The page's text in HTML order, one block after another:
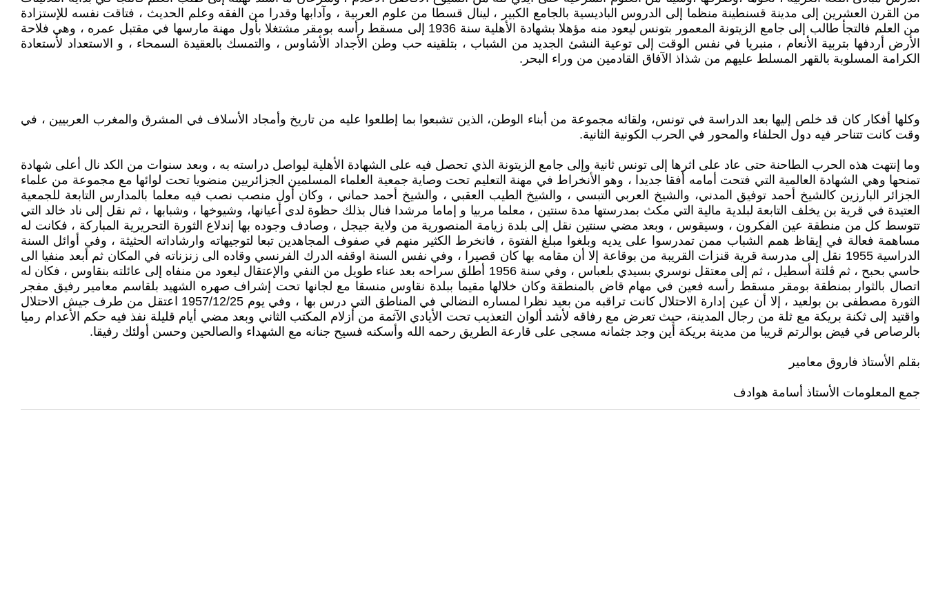
من القرن العشرين إلى مدينة قسنطينة منظما إلى الدروس الباديسية بالجامع الكبير ، لينال قسطا من علوم العربية ، وآدابها وقدرا من الفقه وعلم الحديث ، فتاقت نفسه للإستزادة
من العلم فالتجأ طالب إلى جامع الزيتونة المعمور بتونس ليعود منه مؤهلا بشهادة الأهلية سنة 1936 إلى مسقط رأسه بومقر مشتغلا بأول مهنة مارسها في مقتبل عمره ، وهي فلاحة
الأرض أردفها بتربية الأنعام ، منبريا في نفس الوقت إلى توعية النشئ الجديد من الشباب ، بتلقينه حب وطن الأجداد الأشاوس ، والتمسك بالعقيدة السمحاء ، و الاستعداد لأستعادة
الكرامة المسلوبة بالقهر المسلط عليهم من شذاذ الآفاق القادمين من وراء البحر.
وكلها أفكار كان قد خلص إليها بعد الدراسة في تونس، ولقائه مجموعة من أبناء الوطن، الذين تشبعوا بما إطلعوا عليه من تاريخ وأمجاد الأسلاف في المشرق والمغرب العربيين ، في
وقت كانت تتناحر فيه دول الحلفاء والمحور في الحرب الكونية الثانية.
وما إنتهت هذه الحرب الطاحنة حتى عاد على اثرها إلى تونس ثانية وإلى جامع الزيتونة الذي تحصل فيه على الشهادة الأهلية ليواصل دراسته به ، وبعد سنوات من الكد نال أعلى شهادة
تمنحها وهي الشهادة العالمية التي فتحت أمامه أفقا جديدا ، وهو الأنخراط في مهنة التعليم تحت وصاية جمعية العلماء المسلمين الجزائريين منضويا تحت لوائها مع مجموعة من علماء
الجزائر البارزين كالشيخ أحمد توفيق المدني، والشيخ العربي التبسي ، والشيخ الطيب العقبي ، والشيخ أحمد حماني ، وكان أول منصب نصب فيه معلما بالمدارس التابعة للجمعية
العتيدة في قرية بن يخلف التابعة لبلدية مالية التي مكث بمدرستها مدة سنتين ، معلما مربيا و إماما مرشدا فنال بذلك حظوة لدى أعيانها، وشيوخها ، وشبابها ، ثم نقل إلى ناد خالد التي
تتوسط كل من منطقة عين الفكرون ، وسيقوس ، وبعد مضي سنتين نقل إلى بلدة زيامة المنصورية من ولاية جيجل ، وصادف وجوده بها إندلاع الثورة التحريرية المباركة ، فكانت له
مساهمة فعالة في إيقاظ همم الشباب ممن تمدرسوا على يديه وبلغوا مبلغ الفتوة ، فانخرط الكثير منهم في صفوف المجاهدين تبعا لتوجيهاته وارشاداته الحثيثة ، وفي أوائل السنة
الدراسية 1955 نقل إلى مدرسة قرية قنزات القريبة من بوقاعة إلا أن مقامه بها كان قصيرا ، وفي نفس السنة اوقفه الدرك الفرنسي وقاده الى زنزناته في المكان ثم أبعد منفيا الى
حاسي بحبح ، ثم ڨلتة أسطيل ، ثم إلى معتقل نوسري بسيدي بلعباس ، وفي سنة 1956 أطلق سراحه بعد عناء طويل من النفي والإعتقال ليعود من منفاه إلى عائلته بنقاوس ، فكان له
اتصال بالثوار بمنطقة بومقر مسقط رأسه فعين في مهام قاض بالمنطقة وكان خلالها مقيما ببلدة نقاوس منسقا مع لجانها تحت إشراف صهره الشهيد بلقاسم معامير رفيق مفجر
الثورة مصطفى بن بولعيد ، إلا أن عين إدارة الاحتلال كانت تراقبه من بعيد نظرا لمساره النضالي في المناطق التي درس بها ، وفي يوم 1957/12/25 اعتقل من طرف جيش الاحتلال
واقتيد إلى ثكنة بريكة مع ثلة من رجال المدينة، حيث تعرض مع رفاقه لأشد ألوان التعذيب تحت الأيادي الآثمة من أزلام المكتب الثاني وبعد مضي أيام قليلة نفذ فيه حكم الأعدام رميا
بالرصاص في فيض بوالرتم قريبا من مدينة بريكة أين وجد جثمانه مسجى على قارعة الطريق رحمه الله وأسكنه فسيح جنانه مع الشهداء والصالحين وحسن أولئك رفيقا.
بقلم الأستاذ فاروق معامير
جمع المعلومات الأستاذ أسامة هوادف